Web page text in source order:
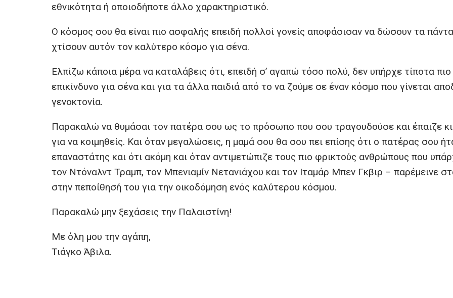
εθνικότητα ή οποιοδήποτε άλλο χαρακτηριστικό.
Ο κόσμος σου θα είναι πιο ασφαλής επειδή πολλοί γονείς αποφάσισαν να δώσουν τα
χτίσουν αυτόν τον καλύτερο κόσμο για σένα.
Ελπίζω κάποια μέρα να καταλάβεις ότι, επειδή σ’ αγαπώ τόσο πολύ, δεν υπήρχε τίποτα πιο
επικίνδυνο για σένα και για τα άλλα παιδιά από το να ζούμε σε έναν κόσμο που γίνεται
γενοκτονία.
Παρακαλώ να θυμάσαι τον πατέρα σου ως το πρόσωπο που σου τραγουδούσε και έπαιζε
για να κοιμηθείς. Και όταν μεγαλώσεις, η μαμά σου θα σου πει επίσης ότι ο πατέρας σου
επαναστάτης και ότι ακόμη και όταν αντιμετώπιζε τους πιο φρικτούς ανθρώπους που
τον Ντόναλντ Τραμπ, τον Μπενιαμίν Νετανιάχου και τον Ιταμάρ Μπεν Γκβιρ – παρέμεινε
στην πεποίθησή του για την οικοδόμηση ενός καλύτερου κόσμου.
Παρακαλώ μην ξεχάσεις την Παλαιστίνη!
Με όλη μου την αγάπη,
Τιάγκο Άβιλα.